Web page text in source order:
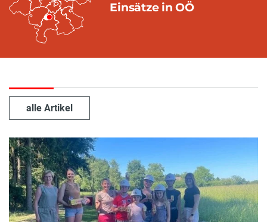
Einsätze in OÖ
alle Artikel